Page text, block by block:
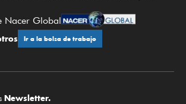
Nacer Global
Ir a la bolsa de trabajo
Newsletter.